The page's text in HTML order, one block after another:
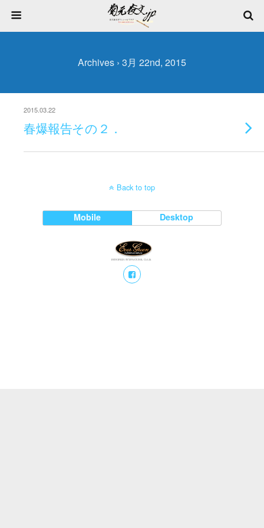
Archives › 3月 22nd, 2015
2015.03.22
春爆報告その２．
Back to top
Mobile Desktop